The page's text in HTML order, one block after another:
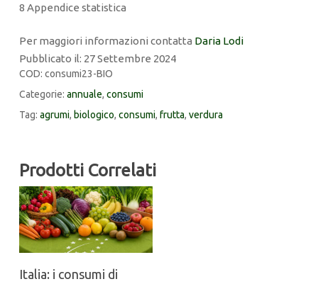
8 Appendice statistica
Per maggiori informazioni contatta Daria Lodi
Pubblicato il: 27 Settembre 2024
COD: consumi23-BIO
Categorie: annuale, consumi
Tag: agrumi, biologico, consumi, frutta, verdura
Prodotti Correlati
Italia: i consumi di